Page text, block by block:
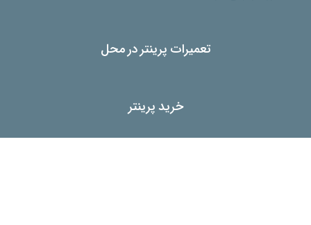
تعمیرات پرینتر در محل
خرید پرینتر